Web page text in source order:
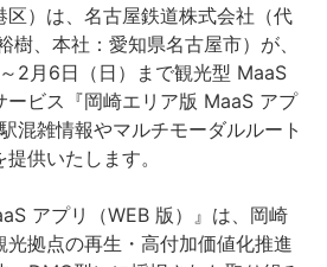
区）は、名古屋鉄道株式会社（代
樹、本社：愛知県名古屋市）が、
2月6日（日）まで観光型 MaaS
ービス『岡崎エリア版 MaaS アプ
混雑情報やマルチモーダルルート
供いたします。
アプリ（WEB 版）』は、岡崎
拠点の再生・高付加価値化推進